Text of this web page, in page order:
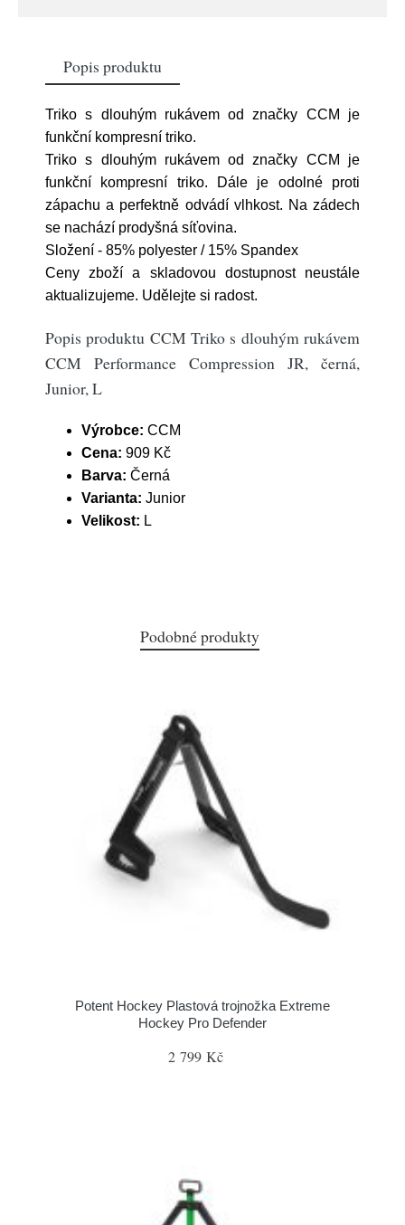
Popis produktu
Triko s dlouhým rukávem od značky CCM je
funkční kompresní triko.
Triko s dlouhým rukávem od značky CCM je
funkční kompresní triko. Dále je odolné proti
zápachu a perfektně odvádí vlhkost. Na zádech
se nachází prodyšná síťovina.
Složení - 85% polyester / 15% Spandex
Ceny zboží a skladovou dostupnost neustále
aktualizujeme. Udělejte si radost.
Popis produktu CCM Triko s dlouhým rukávem
CCM Performance Compression JR, černá,
Junior, L
Výrobce: CCM
Cena: 909 Kč
Barva: Černá
Varianta: Junior
Velikost: L
Podobné produkty
Potent Hockey Plastová trojnožka Extreme
Hockey Pro Defender
2 799 Kč